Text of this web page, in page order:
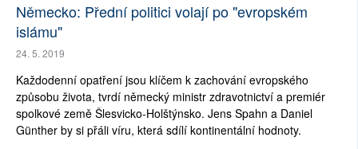
Německo: Přední politici volají po "evropském
islámu"
24. 5. 2019
Každodenní opatření jsou klíčem k zachování evropského
způsobu života, tvrdí německý ministr zdravotnictví a premiér
spolkové země Šlesvicko-Holštýnsko. Jens Spahn a Daniel
Günther by si přáli víru, která sdílí kontinentální hodnoty.